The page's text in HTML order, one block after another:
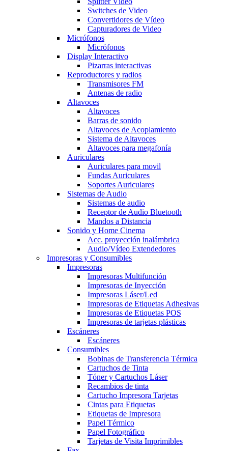
Switches de Video
Convertidores de Vídeo
Capturadores de Video
Micrófonos
Micrófonos
Display Interactivo
Pizarras interactivas
Reproductores y radios
Transmisores FM
Antenas de radio
Altavoces
Altavoces
Barras de sonido
Altavoces de Acoplamiento
Sistema de Altavoces
Altavoces para megafonía
Auriculares
Auriculares para movil
Fundas Auriculares
Soportes Auriculares
Sistemas de Audio
Sistemas de audio
Receptor de Audio Bluetooth
Mandos a Distancia
Sonido y Home Cinema
Acc. proyección inalámbrica
Audio/Vídeo Extendedores
Impresoras y Consumibles
Impresoras
Impresoras Multifunción
Impresoras de Inyección
Impresoras Láser/Led
Impresoras de Etiquetas Adhesivas
Impresoras de Etiquetas POS
Impresoras de tarjetas plásticas
Escáneres
Escáneres
Consumibles
Bobinas de Transferencia Térmica
Cartuchos de Tinta
Tóner y Cartuchos Láser
Recambios de tinta
Cartucho Impresora Tarjetas
Cintas para Etiquetas
Etiquetas de Impresora
Papel Térmico
Papel Fotográfico
Tarjetas de Visita Imprimibles